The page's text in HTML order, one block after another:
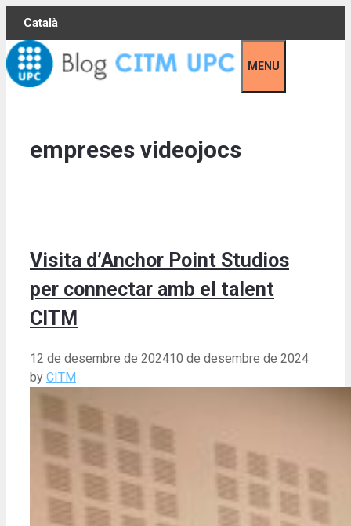
Skip
content
Català
MENU
empreses videojocs
Visita d’Anchor Point Studios
per connectar amb el talent
CITM
12 de desembre de 202410 de desembre de 2024
by CITM